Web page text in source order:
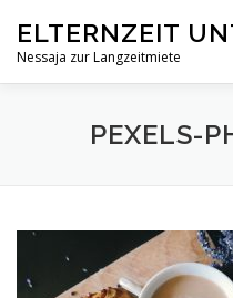
Inhalt
springen
ELTERNZEIT
Nessaja zur Langzeitmiete
STARTSEITE DIE IDEE
PEXELS-